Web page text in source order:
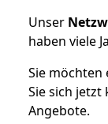
Unser
haben viele
Sie möchten
Sie sich
Angebote.